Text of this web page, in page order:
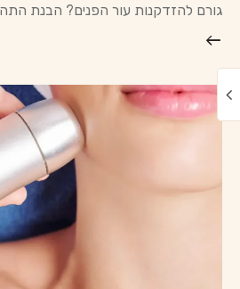
גורם להזדקנות עור הפנים? הבנת